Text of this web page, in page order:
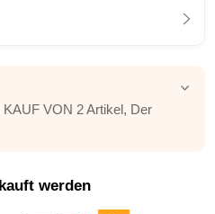
VON 2 Artikel, Der
werden